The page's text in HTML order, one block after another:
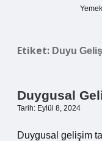
Etiket: Duyu
Duygusal
Tarih: Eylül 8, 2024
Duygusal gelişim